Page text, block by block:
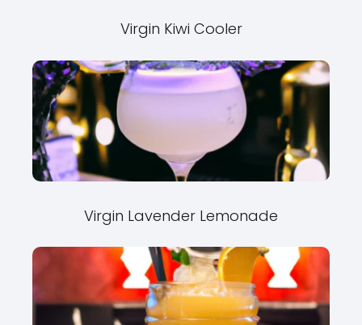
Virgin Kiwi Cooler
Virgin Lavender Lemonade